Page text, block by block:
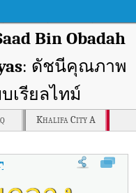
Bin Obadah
: ดัชนีคุณภาพ
เรียลไทม์
Khalifa City A
School, Baniyas: ดัชนีคุณภ